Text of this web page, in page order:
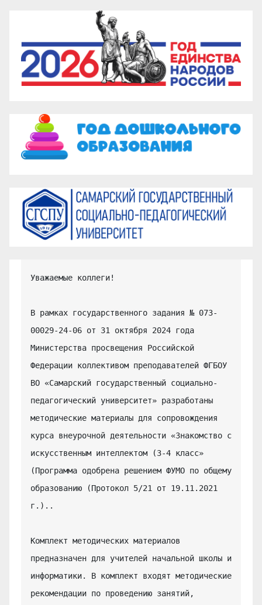
Уважаемые коллеги!
В рамках государственного задания № 073-
00029-24-06 от 31 октября 2024 года
Министерства просвещения Российской
Федерации коллективом преподавателей ФГБОУ
ВО «Самарский государственный социально-
педагогический университет» разработаны
методические материалы для сопровождения
курса внеурочной деятельности «Знакомство с
искусственным интеллектом (3-4 класс»
(Программа одобрена решением ФУМО по общему
образованию (Протокол 5/21 от 19.11.2021
г.)..
Комплект методических материалов
предназначен для учителей начальной школы и
информатики. В комплект входят методические
рекомендации по проведению занятий,